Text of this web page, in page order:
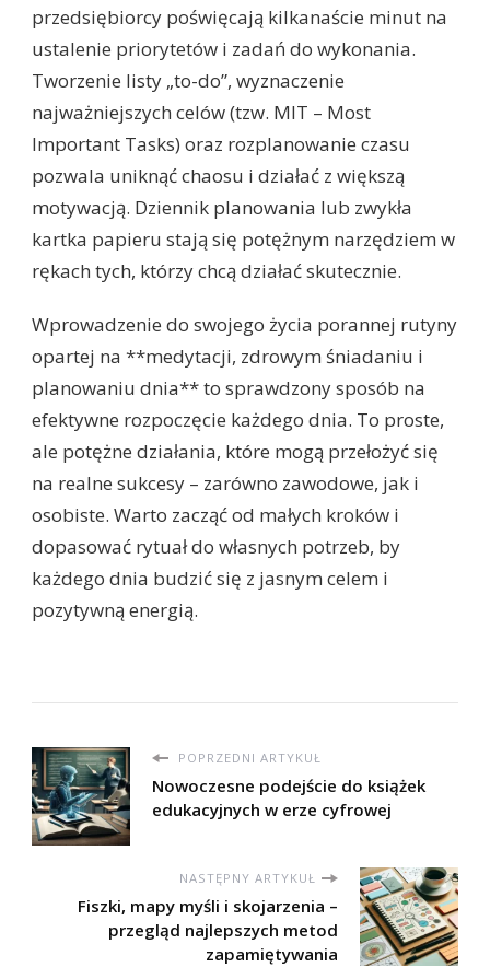
przedsiębiorcy poświęcają kilkanaście minut na
ustalenie priorytetów i zadań do wykonania.
Tworzenie listy „to-do”, wyznaczenie
najważniejszych celów (tzw. MIT – Most
Important Tasks) oraz rozplanowanie czasu
pozwala uniknąć chaosu i działać z większą
motywacją. Dziennik planowania lub zwykła
kartka papieru stają się potężnym narzędziem w
rękach tych, którzy chcą działać skutecznie.
Wprowadzenie do swojego życia porannej rutyny
opartej na **medytacji, zdrowym śniadaniu i
planowaniu dnia** to sprawdzony sposób na
efektywne rozpoczęcie każdego dnia. To proste,
ale potężne działania, które mogą przełożyć się
na realne sukcesy – zarówno zawodowe, jak i
osobiste. Warto zacząć od małych kroków i
dopasować rytuał do własnych potrzeb, by
każdego dnia budzić się z jasnym celem i
pozytywną energią.
POPRZEDNI ARTYKUŁ
Nowoczesne podejście do książek
edukacyjnych w erze cyfrowej
NASTĘPNY ARTYKUŁ
Fiszki, mapy myśli i skojarzenia –
przegląd najlepszych metod
zapamiętywania